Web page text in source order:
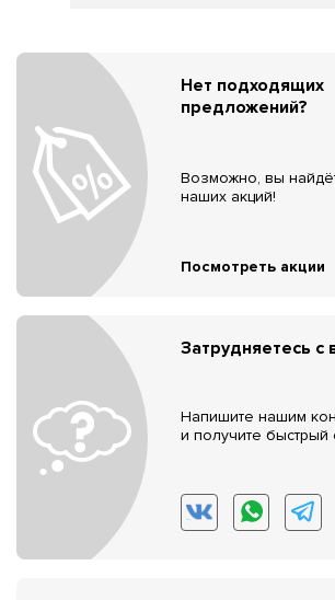
Нет подходящих
предложений?
Возможно, вы
наших акций!
Посмотреть акции
Затрудняетесь с
Напишите нашим
и получите быстрый